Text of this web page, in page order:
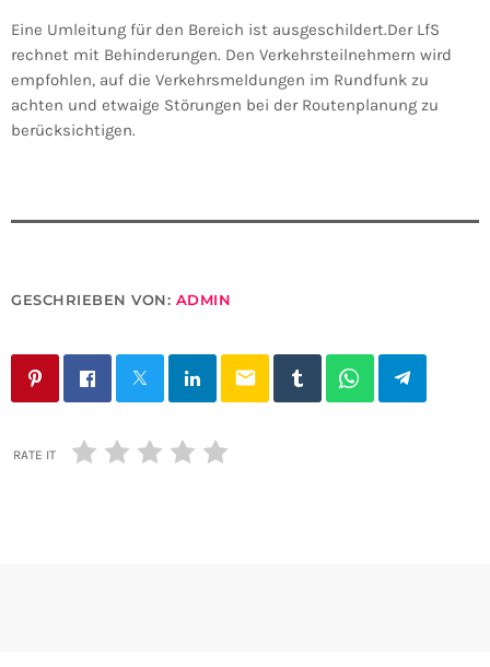
Eine Umleitung für den Bereich ist ausgeschildert.Der LfS
rechnet mit Behinderungen. Den Verkehrsteilnehmern wird
empfohlen, auf die Verkehrsmeldungen im Rundfunk zu
achten und etwaige Störungen bei der Routenplanung zu
berücksichtigen.
GESCHRIEBEN VON: ADMIN
email
RATE IT